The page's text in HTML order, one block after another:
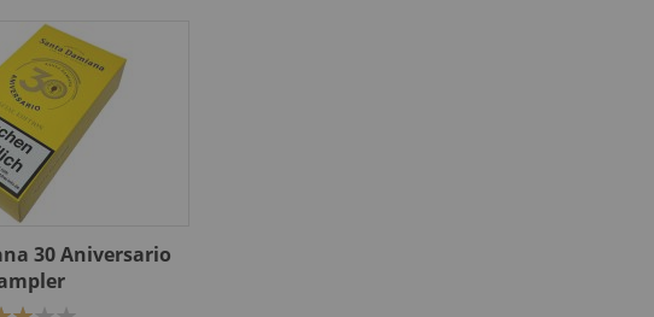
30 Aniversario